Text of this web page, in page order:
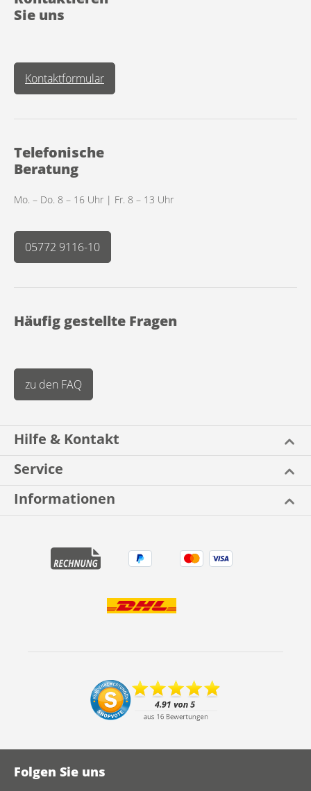
Sie uns
Kontaktformular
Telefonische
Beratung
Mo. – Do. 8 – 16 Uhr | Fr. 8 – 13 Uhr
05772 9116-10
Häufig gestellte Fragen
zu den FAQ
Hilfe & Kontakt
Service
Informationen
Folgen Sie uns